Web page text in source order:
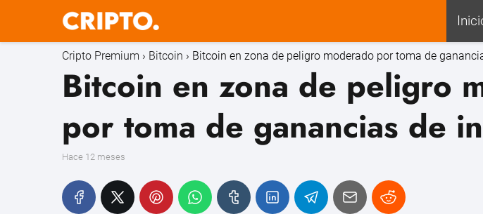
Cripto Premium Bitcoin Bitcoin en zona de peligro moderado por toma de
Bitcoin en zona de peligro
por toma de ganancias de
hace 12 meses